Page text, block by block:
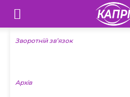
Телебачення
«Капрі»
Новини
Зворотній зв’язок
Архів